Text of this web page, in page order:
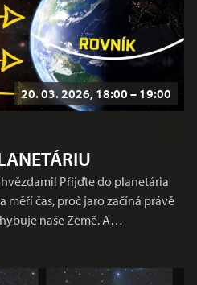
20. 03. 2026, 18:00 – 19:00
Přijďte do planetária
měří čas, proč jaro začíná právě
naše Země. A…